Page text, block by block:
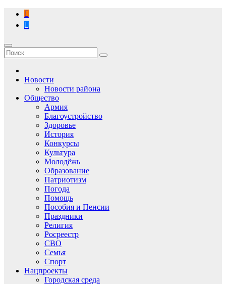
Перейти
содержимому
Новости
Новости района
Общество
Армия
Благоустройство
Здоровье
История
Конкурсы
Культура
Молодёжь
Образование
Патриотизм
Погода
Помощь
Пособия и Пенсии
Праздники
Религия
Росреестр
СВО
Семья
Спорт
Нацпроекты
Городская среда